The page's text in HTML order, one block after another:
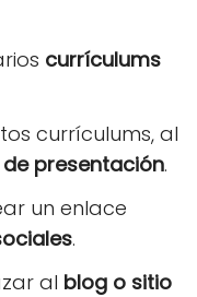
currículums
currículums, al
presentación.
un enlace
.
al blog o sitio